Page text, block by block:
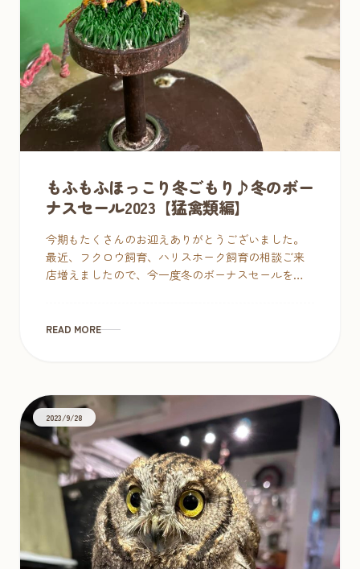
もふもふほっこり冬ごもり♪冬のボー
ナスセール2023【猛禽類編】
今期もたくさんのお迎えありがとうございました。
最近、フクロウ飼育、ハリスホーク飼育の相談ご来
店増えましたので、今一度冬のボーナスセールを行
READ MORE
2023/9/28